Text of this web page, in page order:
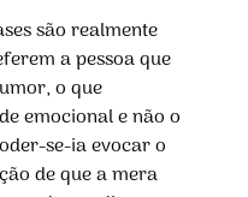
são realmente
a pessoa que
o que
emocional e não o
se-ia evocar o
de que a mera